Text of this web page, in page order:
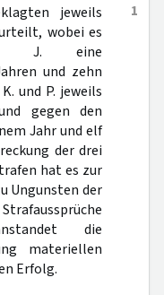
1
jeweils
wobei es
J. eine
und zehn
und P. jeweils
gegen den
Jahr und elf
der drei
hat es zur
Ungunsten der
die
materiellen
Erfolg.